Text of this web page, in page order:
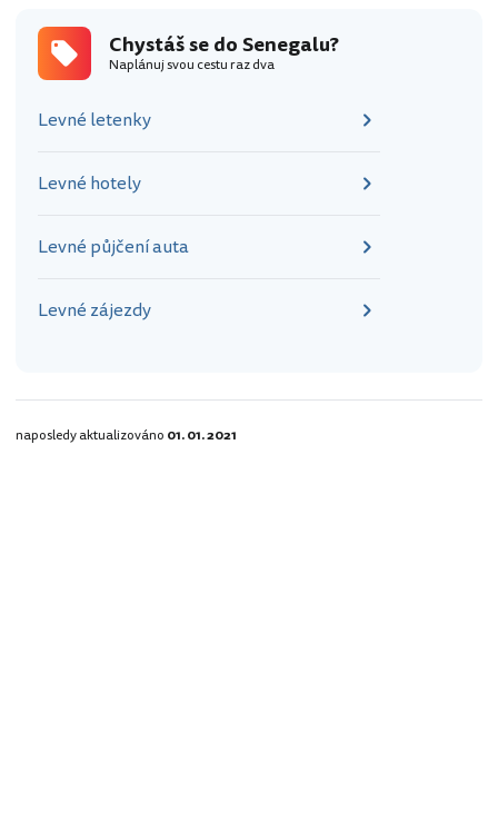
Chystáš se do Senegalu?
Naplánuj svou cestu raz dva
Levné letenky
Levné hotely
Levné půjčení auta
Levné zájezdy
naposledy aktualizováno 01. 01. 2021